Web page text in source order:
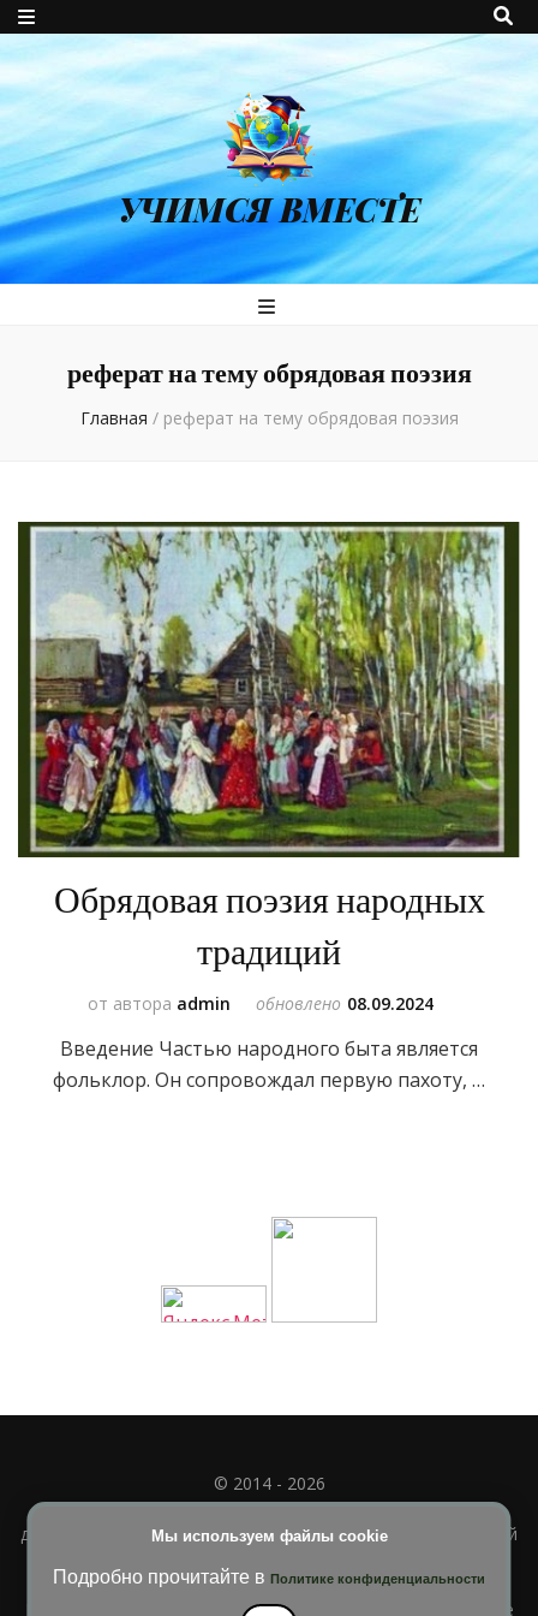
УЧИМСЯ ВМЕСТЕ
реферат на тему обрядовая поэзия
Главная / реферат на тему обрядовая поэзия
Обрядовая поэзия народных
традиций
от автора admin обновлено 08.09.2024
Введение Частью народного быта является
фольклор. Он сопровождал первую пахоту, …
Мы используем файлы cookie
Подробно прочитайте в Политике конфиденциальности
© 2014 - 2026
Полное или частичное использование материала
допускается только при наличии активной и индексируемой
Blossom Diva | РазработанаТемы Blossom . На платформе